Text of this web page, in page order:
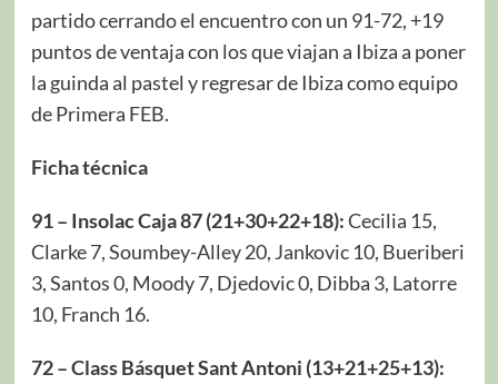
partido cerrando el encuentro con un 91-72, +19
puntos de ventaja con los que viajan a Ibiza a poner
la guinda al pastel y regresar de Ibiza como equipo
de Primera FEB.
Ficha técnica
91 – Insolac Caja 87 (21+30+22+18):Cecilia 15,
Clarke 7, Soumbey-Alley 20, Jankovic 10, Bueriberi
3, Santos 0, Moody 7, Djedovic 0, Dibba 3, Latorre
10, Franch 16.
72 – Class Básquet Sant Antoni (13+21+25+13):